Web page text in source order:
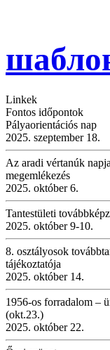
Linkek
Fontos időpontok
Pályaorientációs nap
2025. szeptember 18.
Az aradi vértanúk
megemlékezés
2025. október 6.
Tantestületi
2025. október 9-10.
8. osztályosok
tájékoztatója
2025. október 14.
1956-os forradalom –
(okt.23.)
2025. október 22.